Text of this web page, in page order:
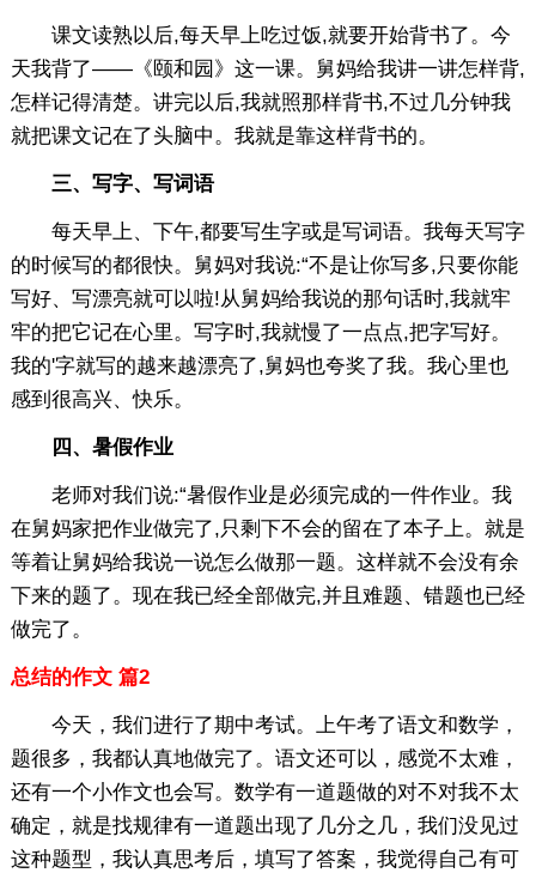
课文读熟以后,每天早上吃过饭,就要开始背书了。今
天我背了——《颐和园》这一课。舅妈给我讲一讲怎样背,
怎样记得清楚。讲完以后,我就照那样背书,不过几分钟我
就把课文记在了头脑中。我就是靠这样背书的。
三、写字、写词语
每天早上、下午,都要写生字或是写词语。我每天写字
的时候写的都很快。舅妈对我说:“不是让你写多,只要你能
写好、写漂亮就可以啦!从舅妈给我说的那句话时,我就牢
牢的把它记在心里。写字时,我就慢了一点点,把字写好。
我的'字就写的越来越漂亮了,舅妈也夸奖了我。我心里也
感到很高兴、快乐。
四、暑假作业
老师对我们说:“暑假作业是必须完成的一件作业。我
在舅妈家把作业做完了,只剩下不会的留在了本子上。就是
等着让舅妈给我说一说怎么做那一题。这样就不会没有余
下来的题了。现在我已经全部做完,并且难题、错题也已经
做完了。
总结的作文 篇2
今天，我们进行了期中考试。上午考了语文和数学，
题很多，我都认真地做完了。语文还可以，感觉不太难，
还有一个小作文也会写。数学有一道题做的对不对我不太
确定，就是找规律有一道题出现了几分之几，我们没见过
这种题型，我认真思考后，填写了答案，我觉得自己有可